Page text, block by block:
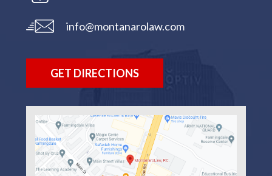
info@montanarolaw.com
GET DIRECTIONS